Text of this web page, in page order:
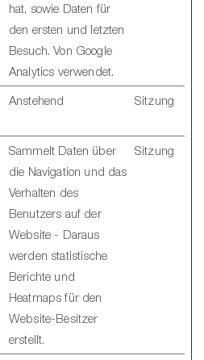
hat, sowie Daten für
den ersten und letzten
Besuch. Von Google
Analytics verwendet.
Anstehend Sitzung
Sammelt Daten über
die Navigation und das
Verhalten des
Benutzers auf der
Website - Daraus
werden statistische
Berichte und
Heatmaps für den
Website-Besitzer
erstellt.
Sitzung